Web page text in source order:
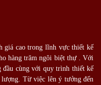
giá cao trong lĩnh vực thiết kế
hàng trăm ngôi biệt thự . Với
đầu cùng với quy trình thiết kế
lượng. Từ việc lên ý tưởng đến